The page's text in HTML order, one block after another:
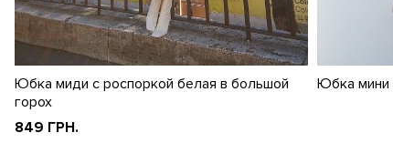
Юбка миди с роспоркой белая в большой
горох
849 ГРН.
Юбка мини